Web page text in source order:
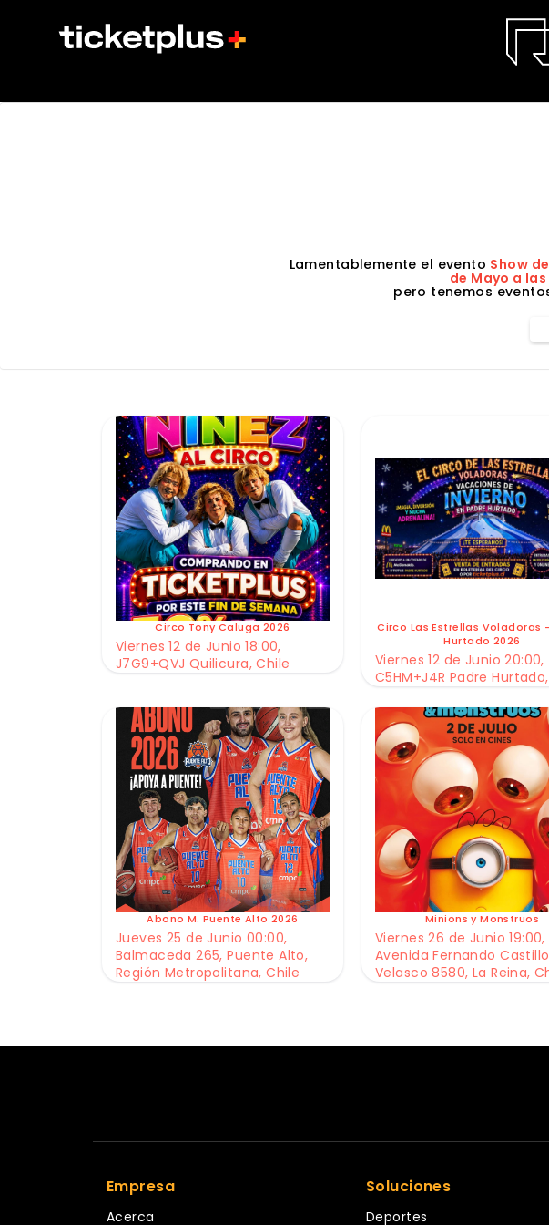
Lamentablemente el evento Show
de Mayo a
pero tenemos
Circo Tony Caluga 2026
Viernes 12 de Junio 18:00,
J7G9+QVJ Quilicura, Chile
Circo Las Estrellas Voladoras
Hurtado 2026
Viernes 12 de Junio 20:00,
C5HM+J4R Padre
Abono M. Puente Alto 2026
Jueves 25 de Junio 00:00,
Balmaceda 265, Puente Alto,
Región Metropolitana, Chile
Minions y Monstruos
Viernes 26 de Junio 19:00,
Avenida Fernando Castillo
Velasco 8580, La Reina,
Empresa
Acerca
Soluciones
Deportes